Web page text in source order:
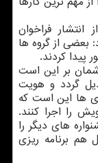
انتشار فراخوان
بعضی از گروه ها
پیدا كردند.
بر این است
گردد و هویت
ها این است كه
را اجرا كنند.
های دیگر را
هم برنامه ریزی